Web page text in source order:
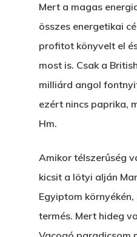
Mert a magas
összes energetikai
profitot könyvelt el
most is. Csak a
milliárd angol
ezért nincs paprika,
Hm.
Amikor télszerűség
kicsit a lötyi alján
Egyiptom környékén,
termés. Mert hideg